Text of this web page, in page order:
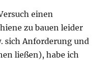
einen
zu bauen leider
sich Anforderung und
ließen), habe ich